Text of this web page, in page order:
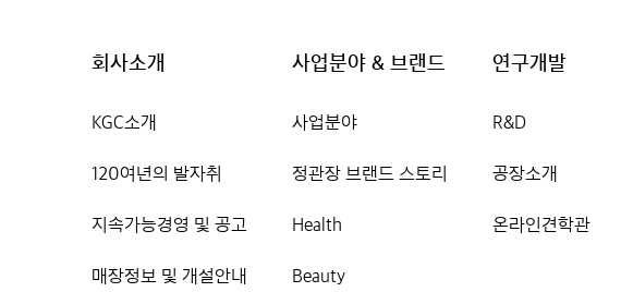
회사소개
KGC소개
120여년의 발자취
지속가능경영 및 공고
매장정보 및 개설안내
사업분야 & 브랜드
사업분야
정관장 브랜드 스토리
Health
Beauty
연구개발
R&D
공장소개
온라인견학관